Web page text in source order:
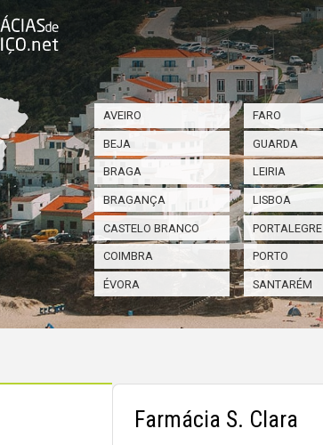
AVEIRO
BEJA
BRAGA
BRAGANÇA
CASTELO BRANCO
COIMBRA
ÉVORA
FARO
GUARDA
LEIRIA
LISBOA
PORTALEGRE
PORTO
SANTARÉM
Farmácia S. Clara